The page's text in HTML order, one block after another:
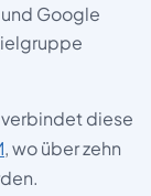
Google
verbindet diese
, wo über zehn